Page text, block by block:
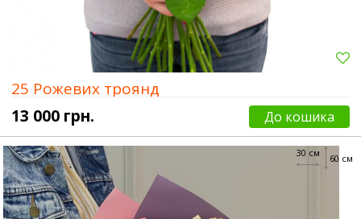
25 Рожевих троянд
13 000 грн.
До кошика
60 см
30 см